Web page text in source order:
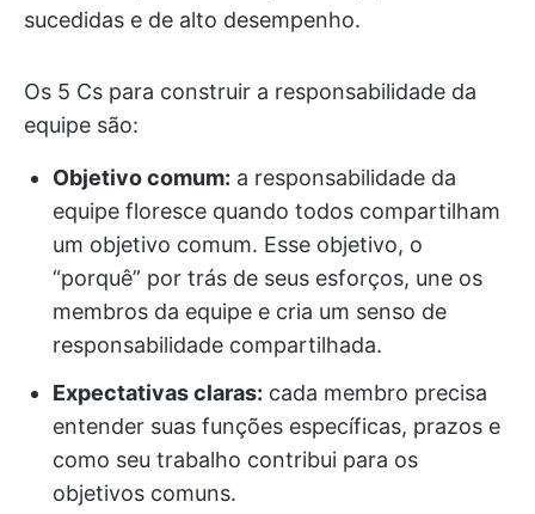
sucedidas e de alto desempenho.
Os 5 Cs para construir a responsabilidade da
equipe são:
Objetivo comum: a responsabilidade da
equipe floresce quando todos compartilham
um objetivo comum. Esse objetivo, o
“porquê” por trás de seus esforços, une os
membros da equipe e cria um senso de
responsabilidade compartilhada.
Expectativas claras: cada membro precisa
entender suas funções específicas, prazos e
como seu trabalho contribui para os
objetivos comuns.